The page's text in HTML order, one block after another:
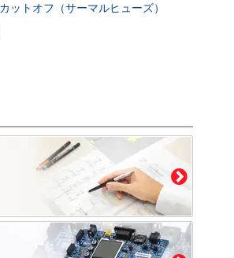
ットオフ（サーマルヒューズ）